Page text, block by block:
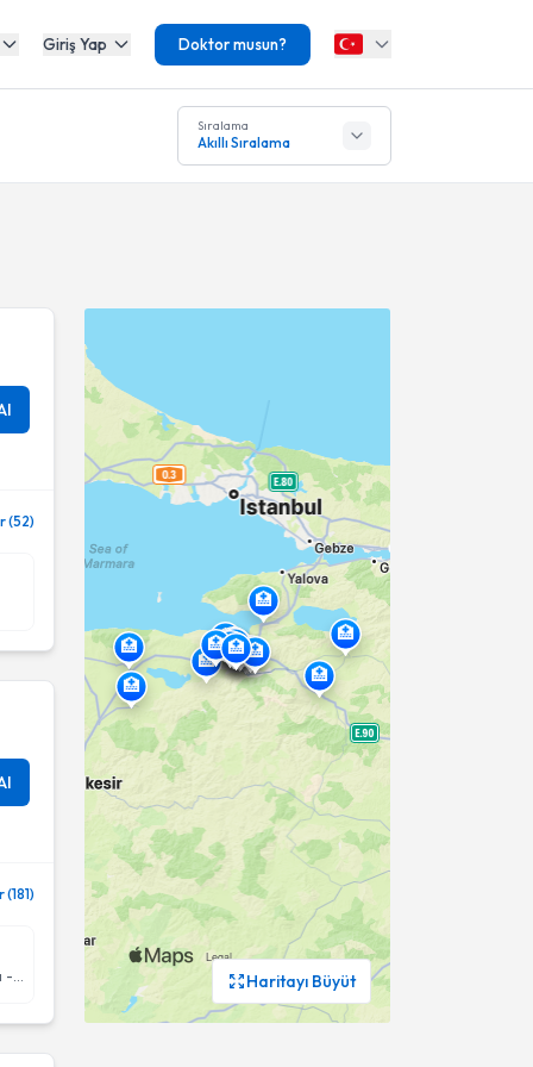
Giriş Yap Doktor musun?
Sıralama
Akıllı Sıralama
(52)
Kulak Burun Boğaz hastalıkları - KBB Haritayı Büyüt